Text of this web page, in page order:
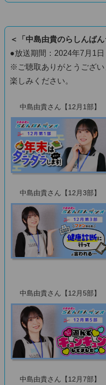
＜「中島由貴のらしんば
●放送期間：2024年7月1日
※ご聴取ありがとうござ
楽しみください。
中島由貴さん【12月1部】
中島由貴さん【12月3部】
中島由貴さん【12月5部】
中島由貴さん【12月7部】